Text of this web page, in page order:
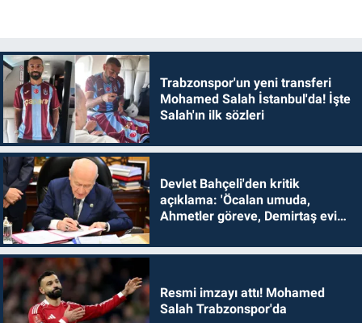
Trabzonspor'un yeni transferi
Mohamed Salah İstanbul'da! İşte
Salah'ın ilk sözleri
Devlet Bahçeli'den kritik
açıklama: 'Öcalan umuda,
Ahmetler göreve, Demirtaş evine
Resmi imzayı attı! Mohamed
Salah Trabzonspor'da